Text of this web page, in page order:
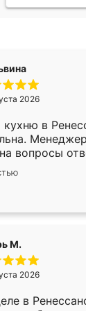
2026
кухню в
вопросы
в
работали
М.
2026
в